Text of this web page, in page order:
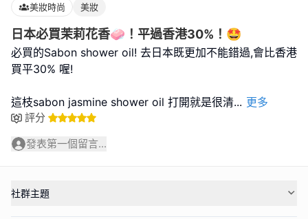
美妝時尚 美妝
日本必買茉莉花香🧼！平過香港30%！🤩
必買的Sabon shower oil! 去日本既更加不能錯過,會比香港
買平30% 喔!
這枝sabon jasmine shower oil 打開就是很清... 更多
評分
發表第一個留言...
社群主題